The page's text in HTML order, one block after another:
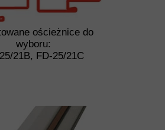
ościeżnice do
wyboru:
21B, FD-25/21C